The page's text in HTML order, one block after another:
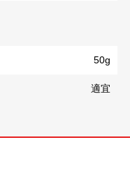
50g
適宜